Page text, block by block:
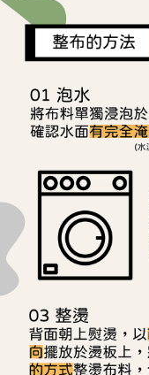
【注意事項】
１．透過由恩沛科技股份
易，需依本服務之必要範
權轉讓予恩沛科技股份有限
https://aftee.tw/terms/
３．未成年的使用者請事
「AFTEE先享後付」，若
任。
４．使用「AFTEE先享後
時審查核予不同之上限額
請求用戶進行身份認證。
５．嚴禁一人註冊多個帳
恩沛科技股份有限公司將